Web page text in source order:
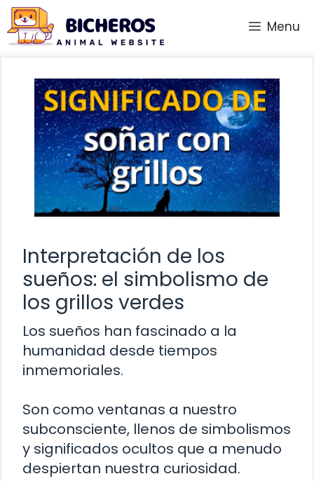
Saltar
al
contenido
Menu
Interpretación de los
sueños: el simbolismo de
los grillos verdes
Los sueños han fascinado a la
humanidad desde tiempos
inmemoriales.
Son como ventanas a nuestro
subconsciente, llenos de simbolismos
y significados ocultos que a menudo
despiertan nuestra curiosidad.